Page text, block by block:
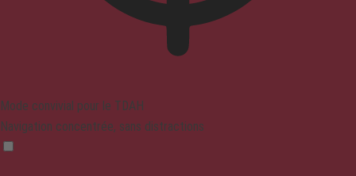
Mode convivial pour le TDAH
Navigation concentrée, sans distractions